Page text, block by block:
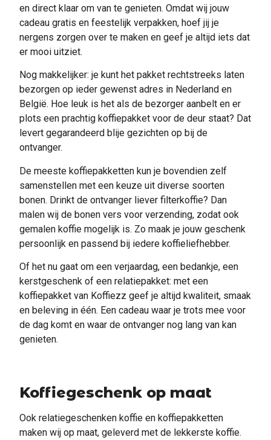
en direct klaar om van te genieten. Omdat wij jouw
cadeau gratis en feestelijk verpakken, hoef jij je
nergens zorgen over te maken en geef je altijd iets dat
er mooi uitziet.
Nog makkelijker: je kunt het pakket rechtstreeks laten
bezorgen op ieder gewenst adres in Nederland en
België. Hoe leuk is het als de bezorger aanbelt en er
plots een prachtig koffiepakket voor de deur staat? Dat
levert gegarandeerd blije gezichten op bij de
ontvanger.
De meeste koffiepakketten kun je bovendien zelf
samenstellen met een keuze uit diverse soorten
bonen. Drinkt de ontvanger liever filterkoffie? Dan
malen wij de bonen vers voor verzending, zodat ook
gemalen koffie mogelijk is. Zo maak je jouw geschenk
persoonlijk en passend bij iedere koffieliefhebber.
Of het nu gaat om een verjaardag, een bedankje, een
kerstgeschenk of een relatiepakket: met een
koffiepakket van Koffiezz geef je altijd kwaliteit, smaak
en beleving in één. Een cadeau waar je trots mee voor
de dag komt en waar de ontvanger nog lang van kan
genieten.
Koffiegeschenk op maat
Ook relatiegeschenken koffie en koffiepakketten
maken wij op maat, geleverd met de lekkerste koffie.